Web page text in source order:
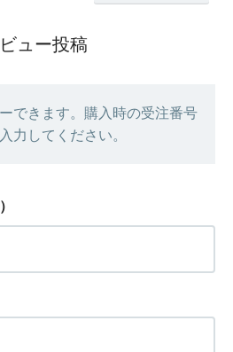
ュー投稿
できます。購入時の受注番号
力してください。